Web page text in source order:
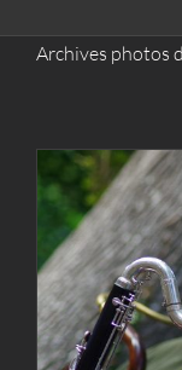
Archives photos
Actualités